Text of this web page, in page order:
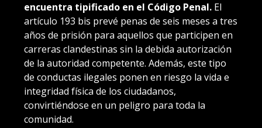
encuentra tipificado en el Código Penal. El
artículo 193 bis prevé penas de seis meses a tres
años de prisión para aquellos que participen en
carreras clandestinas sin la debida autorización
de la autoridad competente. Además, este tipo
de conductas ilegales ponen en riesgo la vida e
integridad física de los ciudadanos,
convirtiéndose en un peligro para toda la
comunidad.